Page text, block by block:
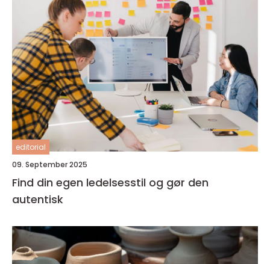
editorial
09. September 2025
Find din egen ledelsesstil og gør den
autentisk